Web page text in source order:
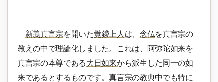
新義真言宗を開いた覚鑁上人 は、 念仏を真言宗の
教えの中で理論化しました。これは、阿弥陀如来を
真言宗の本尊である大日如来から派生した同一の如
来であるとするものです。真言宗の教典中でも特に